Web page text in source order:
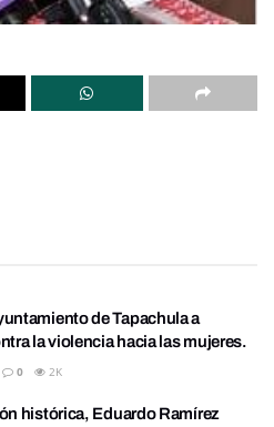
de Tapachula a
la violencia hacia las mujeres.
0 2K
histórica, Eduardo Ramírez